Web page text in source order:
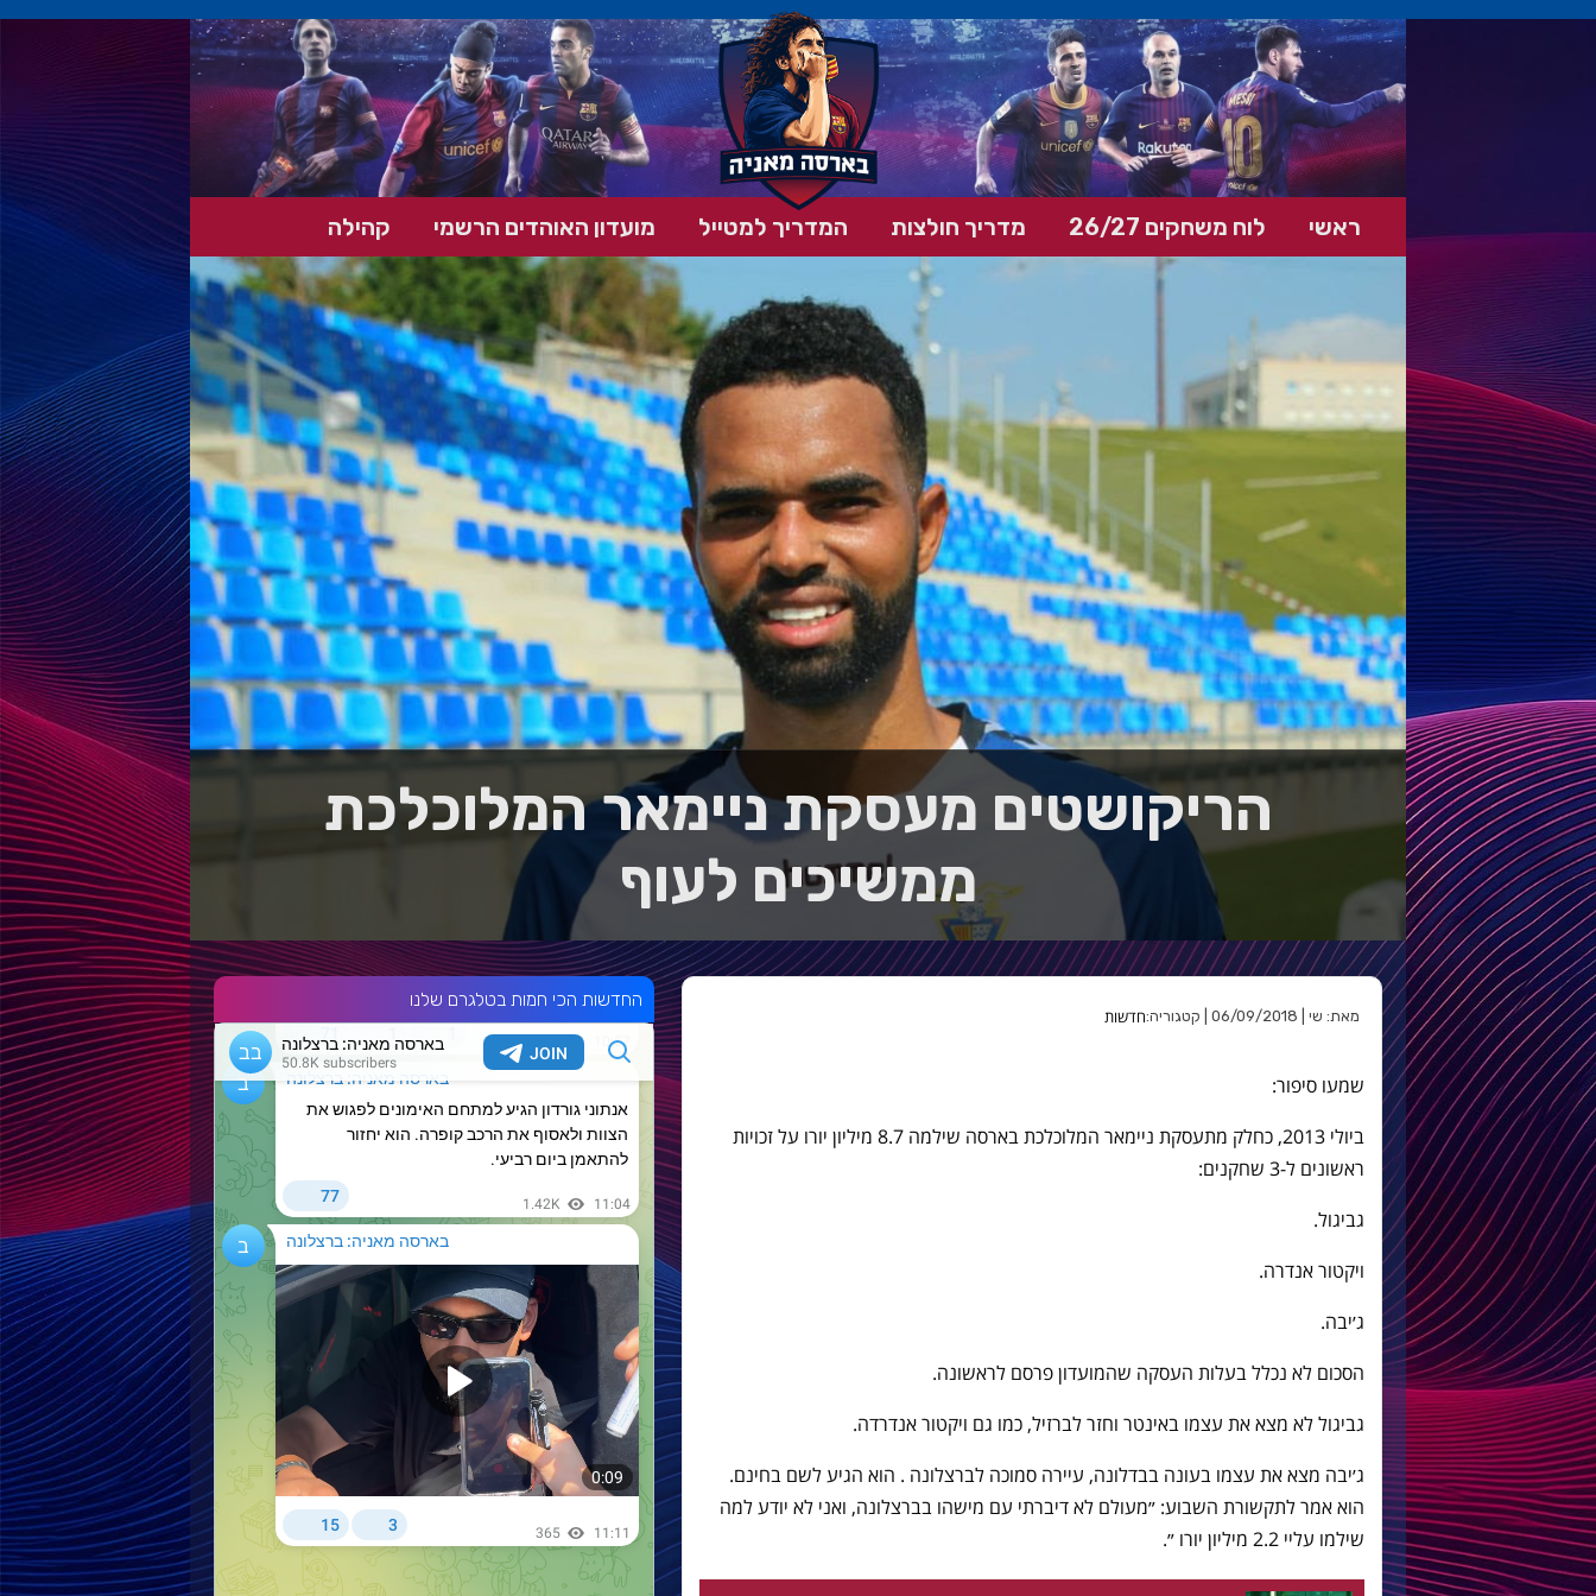
ראשי לוח משחקים 26/27 מדריך חולצות המדריך למטייל מועדון האוהדים הרשמי קהילה
הריקושטים מעסקת ניימאר המלוכלכת
ממשיכים לעוף
מאת: שי | 06/09/2018 | קטגוריה: חדשות
שמעו סיפור:
ביולי 2013, כחלק מתעסקת ניימאר המלוכלכת בארסה שילמה 8.7 מיליון יורו על זכויות
ראשונים ל-3 שחקנים:
גביגול.
ויקטור אנדרה.
ג׳יבה.
הסכום לא נכלל בעלות העסקה שהמועדון פרסם לראשונה.
גביגול לא מצא את עצמו באינטר וחזר לברזיל, כמו גם ויקטור אנדרדה.
ג׳יבה מצא את עצמו בעונה בבדלונה, עיירה סמוכה לברצלונה . הוא הגיע לשם בחינם.
הוא אמר לתקשורת השבוע: ״מעולם לא דיברתי עם מישהו בברצלונה, ואני לא יודע למה
שילמו עליי 2.2 מיליון יורו ״.
החדשות הכי חמות בטלגרם שלנו